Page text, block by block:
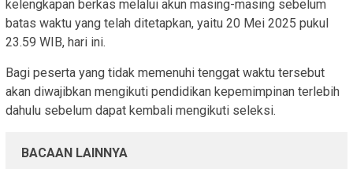
kelengkapan berkas melalui akun masing-masing sebelum
batas waktu yang telah ditetapkan, yaitu 20 Mei 2025 pukul
23.59 WIB, hari ini.
Bagi peserta yang tidak memenuhi tenggat waktu tersebut
akan diwajibkan mengikuti pendidikan kepemimpinan terlebih
dahulu sebelum dapat kembali mengikuti seleksi.
BACAAN LAINNYA